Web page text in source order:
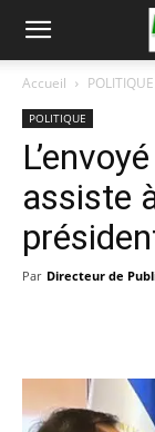
Accueil POLITIQUE
POLITIQUE
assiste
Par Directeur de